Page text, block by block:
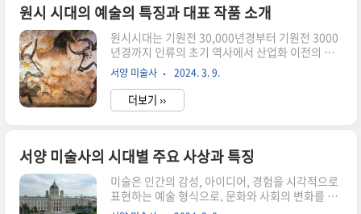
주의와 자유, 민주주의 등의 이념을 중시하며, 이러
한 가치는 그들의 예술에도 반영되었습니다. 고대
그리스의 예술은 신체의 아름다움과 균형을 강조하
며, 인간 중심주의적인 성향을 지니고 있습니다. 그
들은 대리석, 동상, 그림, 신전 등 다양한 매체를 사
용하여 기하학적인 형태와 선을 중시했습니다. 고
대 로마 시대 ..
원시 시대의 예술의 특징과 대표 작품 소개
원시시대는 기원전 30,000년경부터 기원전 3000
년경까지 인류의 초기 역사에서 산업화 이전의 시
기를 가리키며, 예술적 활동 역시 이러한 시기에 시
작되었습니다. 원시시대의 예술은 기본적이고 단
순한 형태로서 주로 굴벽에 그려진 동굴벽화 형태
로 발견되었습니다. 원시 시대의 예술적 특징 단순
시대의 사람들이 가까이 볼 수 있는 동물들이나 일
상적인 사물들을 다루었습니다. 상징성과 신앙 많
은 원시시대의 예술 작품은 상징적이고 신앙적인
의미를 가지고 있습니다. 동굴벽화 등의 작품은 종
서양 미술사 2024. 3. 9.
더보기 ››
서양 미술사의 시대별 주요 사상과 특징
미술은 인간의 감성, 아이디어, 경험을 시각적으로
표현하는 예술 형식으로, 문화와 사회의 변화를 기
록하고 반영합니다. 서양 미술은 이러한 예술의 한